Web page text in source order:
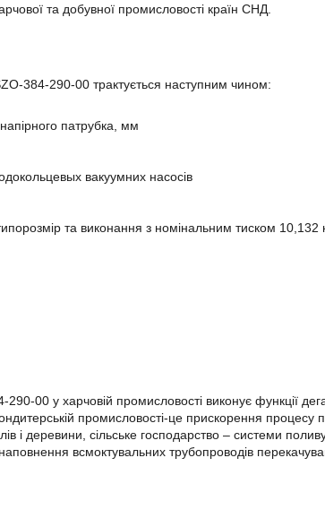
та добувної промисловості країн СНД.
384-290-00 трактується наступним чином:
патрубка, мм
вакуумних насосів
та виконання з номінальним тиском 10,132
00 у харчовій промисловості виконує функції
промисловості-це прискорення
і деревини, сільське господарство – системи
всмоктувальних трубопроводів